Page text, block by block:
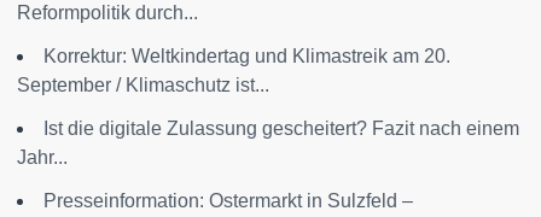
Reformpolitik durch...
Korrektur: Weltkindertag und Klimastreik am 20.
September / Klimaschutz ist...
Ist die digitale Zulassung gescheitert? Fazit nach einem
Jahr...
Presseinformation: Ostermarkt in Sulzfeld –